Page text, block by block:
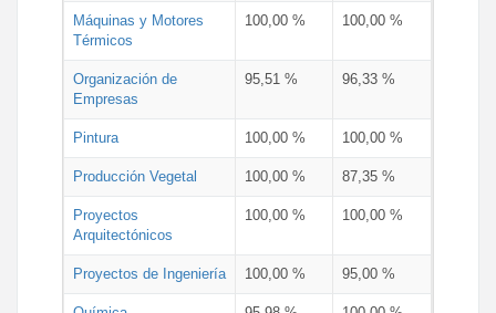
Máquinas y Motores
Térmicos
100,00 % 100,00 %
Organización de
Empresas
95,51 % 96,33 %
Pintura 100,00 % 100,00 %
Producción Vegetal 100,00 % 87,35 %
Proyectos
Arquitectónicos
100,00 % 100,00 %
Proyectos de Ingeniería 100,00 % 95,00 %